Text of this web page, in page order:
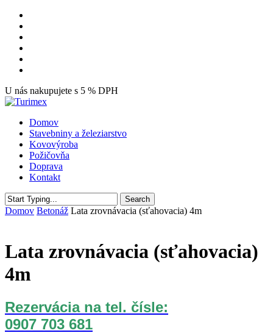
Skip
main
content
U nás nakupujete s 5 % DPH
Menu
Domov
Stavebniny a železiarstvo
Kovovýroba
Požičovňa
Doprava
Kontakt
Search
Close
Domov Betonáž Lata zrovnávacia (sťahovacia) 4m
Lata zrovnávacia (sťahovacia)
4m
Rezervácia na tel. čísle:
0907 703 681